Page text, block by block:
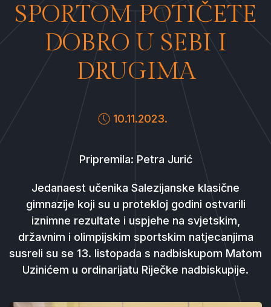
SPORTOM POTIČETE
DOBRO U SEBI I
DRUGIMA
10.11.2023.
Pripremila: Petra Jurić
Jedanaest učenika Salezijanske klasične
gimnazije koji su u protekloj godini ostvarili
iznimne rezultate i uspjehe na svjetskim,
državnim i olimpijskim sportskim natjecanjima
susreli su se 13. listopada s nadbiskupom Matom
Uzinićem u ordinarijatu Riječke nadbiskupije.